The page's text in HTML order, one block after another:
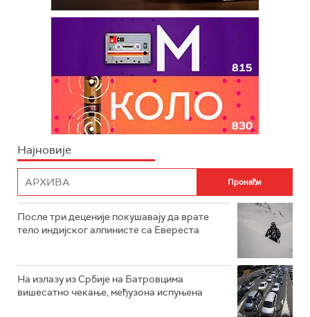
Најновије
После три деценије покушавају да врате
тело индијског алпинисте са Евереста
На излазу из Србије на Батровцима
вишесатно чекање, међузона испуњена